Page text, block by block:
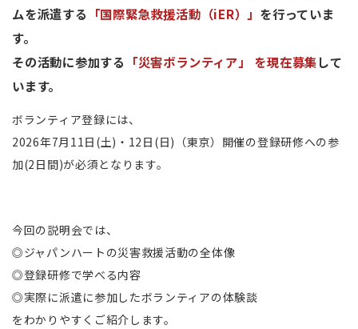
ムを派遣する 「国際緊急救援活動（iER）」 を行っていま
す。
その活動に参加する 「災害ボランティア」 を現在募集して
います。
ボランティア登録には、
2026年7月11日(土)・12日(日)（東京）開催の登録研修への参
加(2日間)が必須となります。
今回の説明会では、
◎ジャパンハートの災害救援活動の全体像
◎登録研修で学べる内容
◎実際に派遣に参加したボランティアの体験談
をわかりやすくご紹介します。